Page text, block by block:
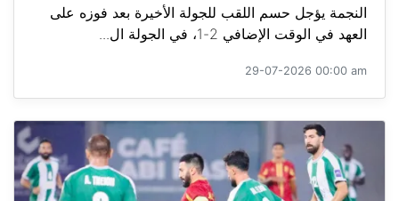
النجمة يؤجل حسم اللقب للجولة الأخيرة بعد فوزه على
العهد في الوقت الإضافي 2-1، في الجولة ال...
29-07-2026 00:00 am